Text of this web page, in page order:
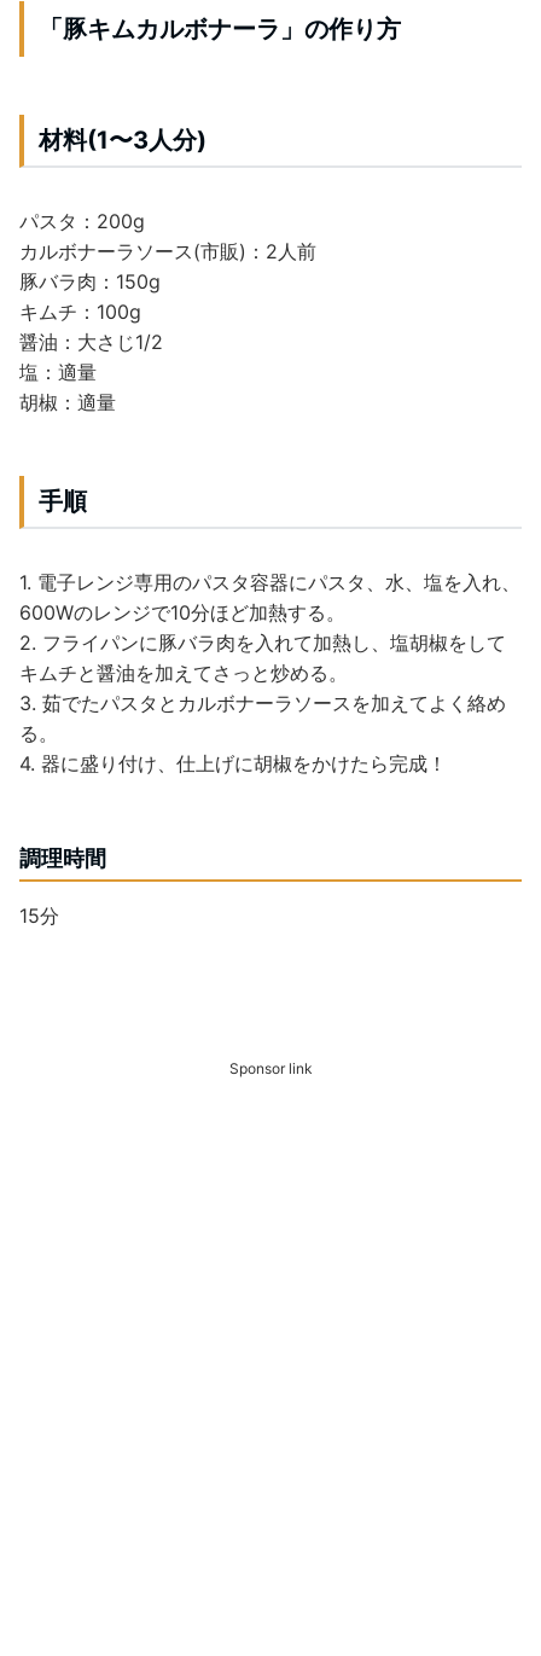
「豚キムカルボナーラ」の作り方
材料(1〜3人分)
パスタ：200g
カルボナーラソース(市販)：2人前
豚バラ肉：150g
キムチ：100g
醤油：大さじ1/2
塩：適量
胡椒：適量
手順
1. 電子レンジ専用のパスタ容器にパスタ、水、塩を入れ、
600Wのレンジで10分ほど加熱する。
2. フライパンに豚バラ肉を入れて加熱し、塩胡椒をして
キムチと醤油を加えてさっと炒める。
3. 茹でたパスタとカルボナーラソースを加えてよく絡め
る。
4. 器に盛り付け、仕上げに胡椒をかけたら完成！
調理時間
15分
Sponsor link